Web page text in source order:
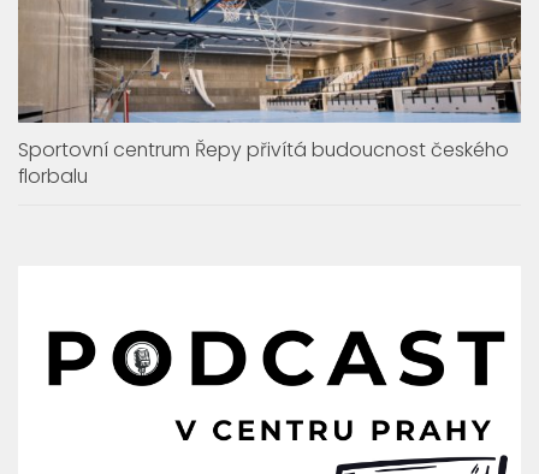
Sportovní centrum Řepy přivítá budoucnost českého
florbalu